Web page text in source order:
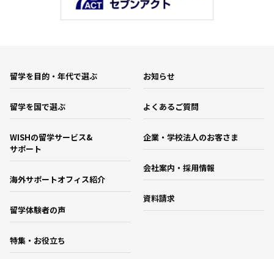
留学を目的・年代で選ぶ
留学を国で選ぶ
WISHの留学サービス&
サポート
海外サポートオフィス紹介
留学体験者の声
特集・お役立ち
お知らせ
よくあるご質問
企業・学校法人のお客さま
会社案内・採用情報
資料請求